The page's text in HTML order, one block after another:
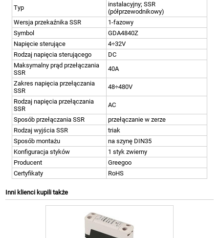
Typ
instalacyjny; SSR
(półprzewodnikowy)
Wersja przekaźnika SSR
1-fazowy
Symbol
GDA4840Z
Napięcie sterujące
4÷32V
Rodzaj napięcia sterującego
DC
Maksymalny prąd przełączania
SSR
40A
Zakres napięcia przełączania
SSR
48÷480V
Rodzaj napięcia przełączania
SSR
AC
Sposób przełączania SSR
przełączanie w zerze
Rodzaj wyjścia SSR
triak
Sposób montażu
na szynę DIN35
Konfiguracja styków
1 styk zwierny
Producent
Greegoo
Certyfikaty
RoHS
Inni klienci kupili także